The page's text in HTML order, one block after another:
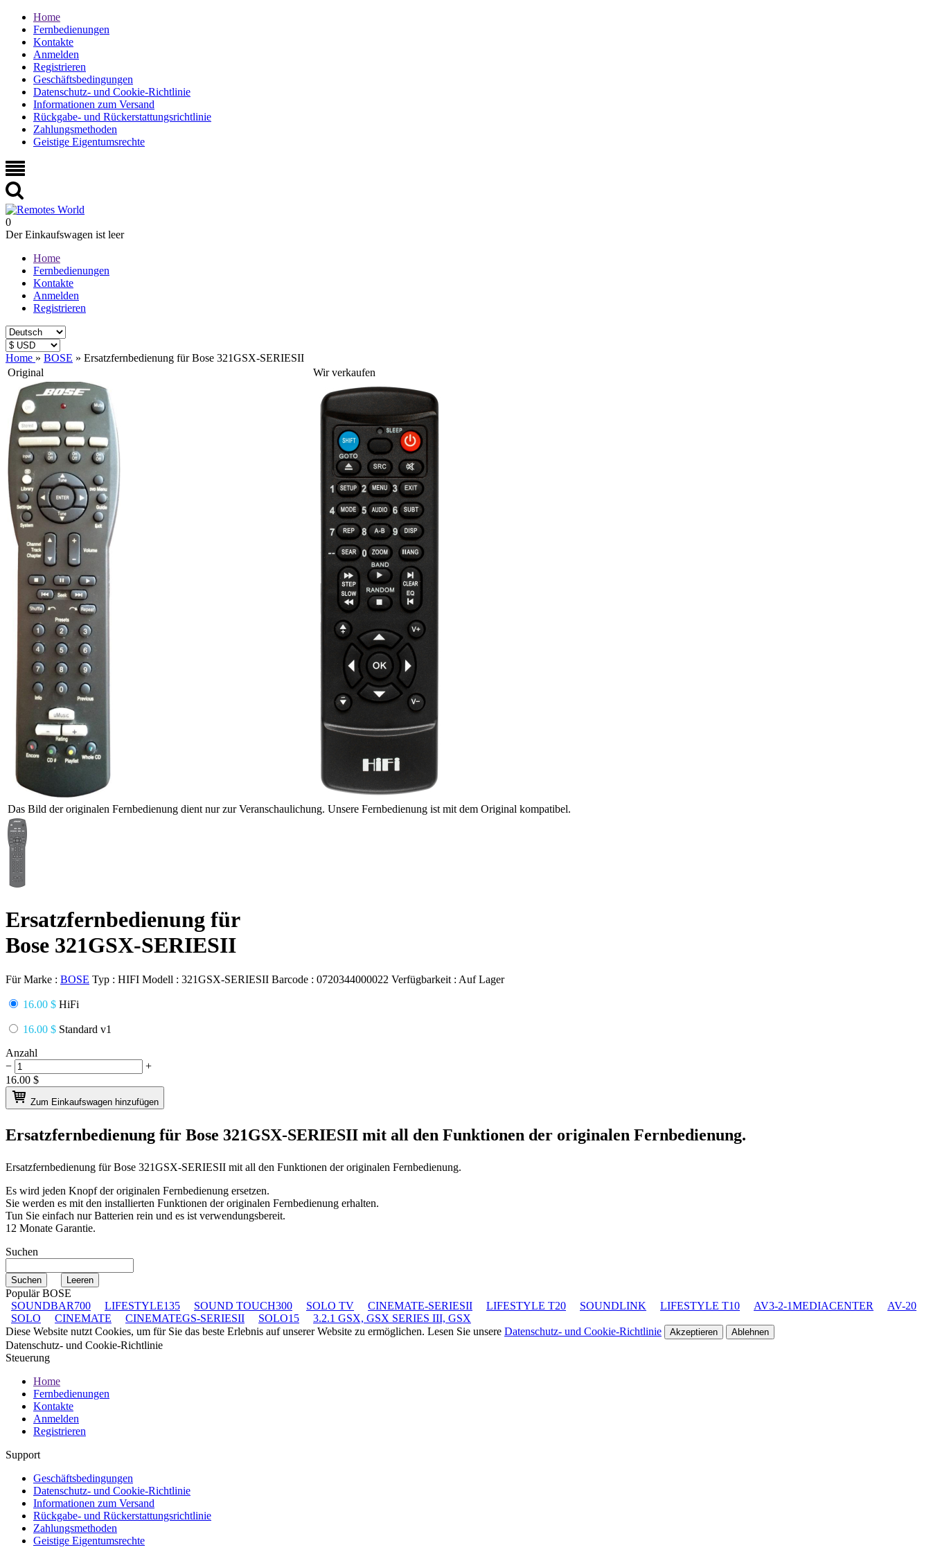
Home
Fernbedienungen
Kontakte
Anmelden
Registrieren
Geschäftsbedingungen
Datenschutz- und Cookie-Richtlinie
Informationen zum Versand
Rückgabe- und Rückerstattungsrichtlinie
Zahlungsmethoden
Geistige Eigentumsrechte
0
Der Einkaufswagen ist leer
Home
Fernbedienungen
Kontakte
Anmelden
Registrieren
Home » BOSE » Ersatzfernbedienung für Bose 321GSX-SERIESII
Original
Wir verkaufen
Das Bild der originalen Fernbedienung dient nur zur Veranschaulichung. Unsere Fernbedienung ist mit dem Original kompatibel.
Ersatzfernbedienung für
Bose 321GSX-SERIESII
Für Marke : BOSE Typ : HIFI Modell : 321GSX-SERIESII Barcode : 0720344000022 Verfügbarkeit : Auf Lager
16.00 $ HiFi
16.00 $ Standard v1
Anzahl
−
+
16.00 $
Zum Einkaufswagen hinzufügen
Ersatzfernbedienung für Bose 321GSX-SERIESII mit all den Funktionen der originalen Fernbedienung.
Ersatzfernbedienung fürBose 321GSX-SERIESII mit all den Funktionen der originalen Fernbedienung.
Es wird jeden Knopf der originalen Fernbedienung ersetzen.
Sie werden es mit den installierten Funktionen der originalen Fernbedienung erhalten.
Tun Sie einfach nur Batterien rein und es ist verwendungsbereit.
12 Monate Garantie.
Suchen
Populär BOSE
SOUNDBAR700
LIFESTYLE135 SOUND TOUCH300 SOLO TV CINEMATE-SERIESII LIFESTYLE T20 SOUNDLINK LIFESTYLE T10 AV3-2-1MEDIACENTER
AV-20
SOLO
CINEMATE CINEMATEGS-SERIESII SOLO15
3.2.1 GSX, GSX SERIES III, GSX
Diese Website nutzt Cookies, um für Sie das beste Erlebnis auf unserer Website zu ermöglichen. Lesen Sie unsere Datenschutz- und Cookie-Richtlinie Akzeptieren Ablehnen
Datenschutz- und Cookie-Richtlinie
Steuerung
Home
Fernbedienungen
Kontakte
Anmelden
Registrieren
Support
Geschäftsbedingungen
Datenschutz- und Cookie-Richtlinie
Informationen zum Versand
Rückgabe- und Rückerstattungsrichtlinie
Zahlungsmethoden
Geistige Eigentumsrechte